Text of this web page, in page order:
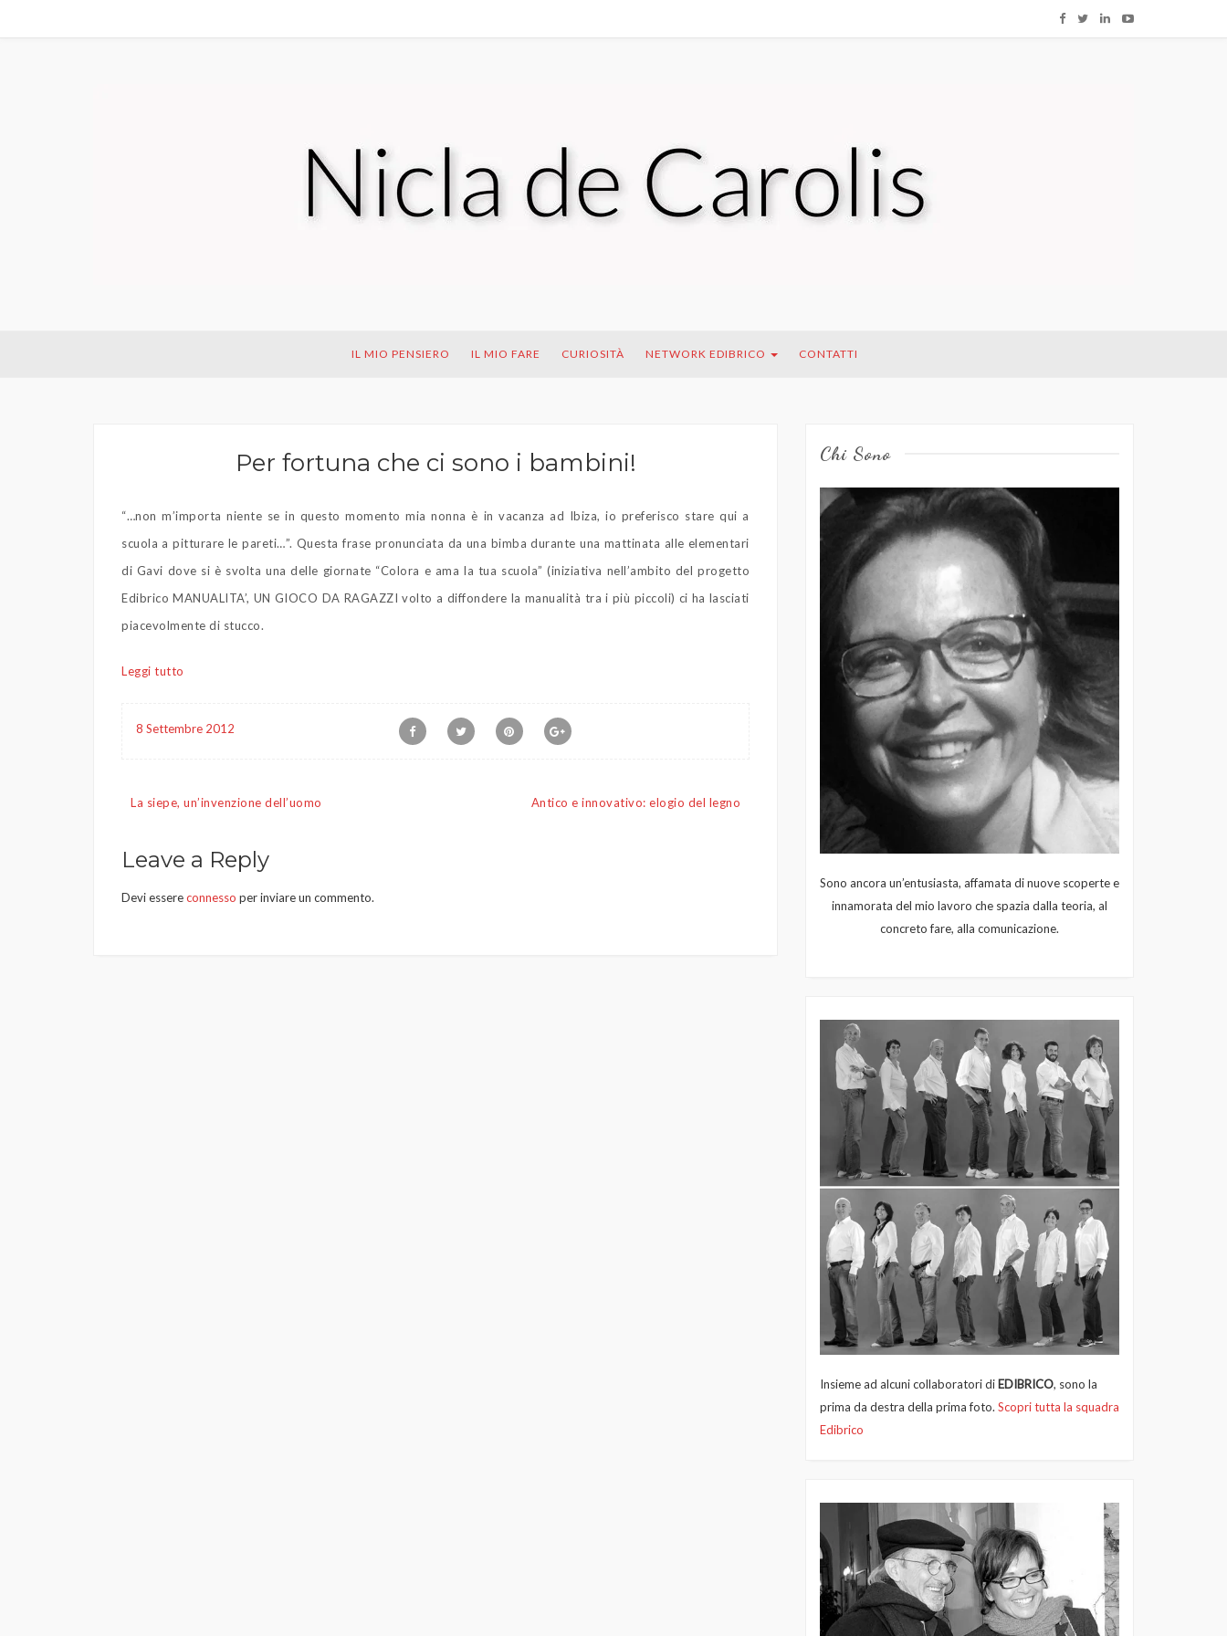
IL MIO PENSIERO IL MIO FARE CURIOSITÀ NETWORK EDIBRICO CONTATTI
Per fortuna che ci sono i bambini!
“…non m’importa niente se in questo momento mia nonna è in vacanza ad Ibiza, io preferisco stare qui a
scuola a pitturare le pareti…”. Questa frase pronunciata da una bimba durante una mattinata alle elementari
di Gavi dove si è svolta una delle giornate “Colora e ama la tua scuola” (iniziativa nell’ambito del progetto
Edibrico MANUALITA’, UN GIOCO DA RAGAZZI volto a diffondere la manualità tra i più piccoli) ci ha lasciati
piacevolmente di stucco.
Leggi tutto
8 Settembre 2012
Navigazione
La siepe, un’invenzione dell’uomo Antico e innovativo: elogio del legno
Leave a Reply
Devi essereconnesso per inviare un commento.
Chi Sono
Sono ancora un’entusiasta, affamata di nuove scoperte e
innamorata del mio lavoro che spazia dalla teoria, al
concreto fare, alla comunicazione.
Insieme ad alcuni collaboratori di EDIBRICO, sono la
prima da destra della prima foto. Scopri tutta la squadra
Edibrico